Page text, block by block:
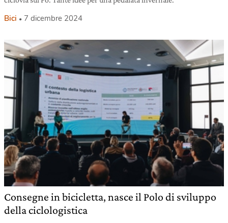
Bici 7 dicembre 2024
Consegne in bicicletta, nasce il Polo di sviluppo
della ciclologistica